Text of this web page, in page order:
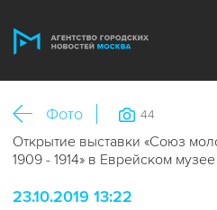
Фото
Открытие выставки «Союз
1909 - 1914» в Еврейском
44
23.10.2019 13:22